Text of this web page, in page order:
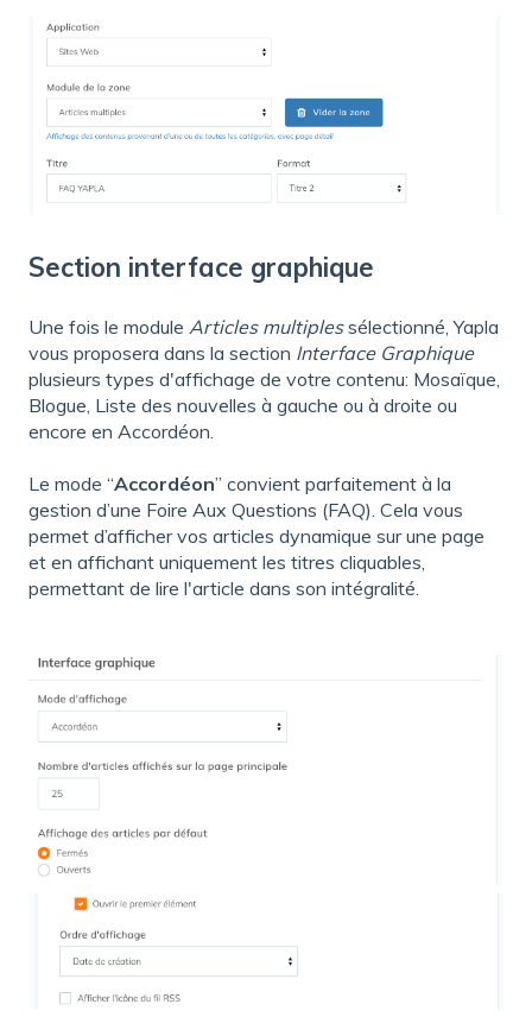
Section interface graphique
Une fois le module Articles multiplessélectionné, Yapla
vous proposera dans la section Interface Graphique
plusieurs types d'affichage de votre contenu: ​Mosaïque,
Blogue, Liste des nouvelles à gauche ou à droite ou
encore en Accordéon.
Le mode “Accordéon” convient parfaitement à la
gestion d’une Foire Aux Questions (FAQ). Cela vous
permet d’afficher vos articles dynamique sur une page
et en affichant uniquement les titres cliquables,
permettant de lire l'article dans son intégralité.